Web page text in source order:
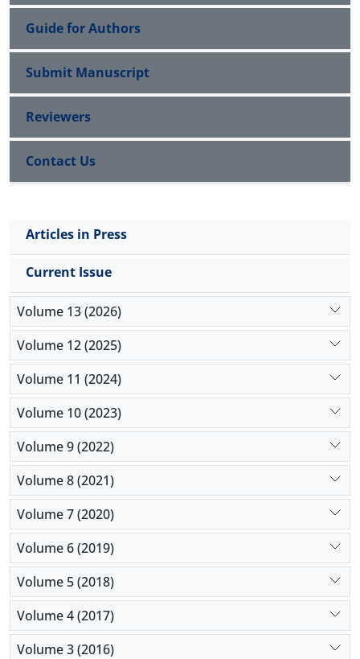
Guide for Authors
Submit Manuscript
Reviewers
Contact Us
Articles in Press
Current Issue
Volume 13 (2026)
Volume 12 (2025)
Volume 11 (2024)
Volume 10 (2023)
Volume 9 (2022)
Volume 8 (2021)
Volume 7 (2020)
Volume 6 (2019)
Volume 5 (2018)
Volume 4 (2017)
Volume 3 (2016)